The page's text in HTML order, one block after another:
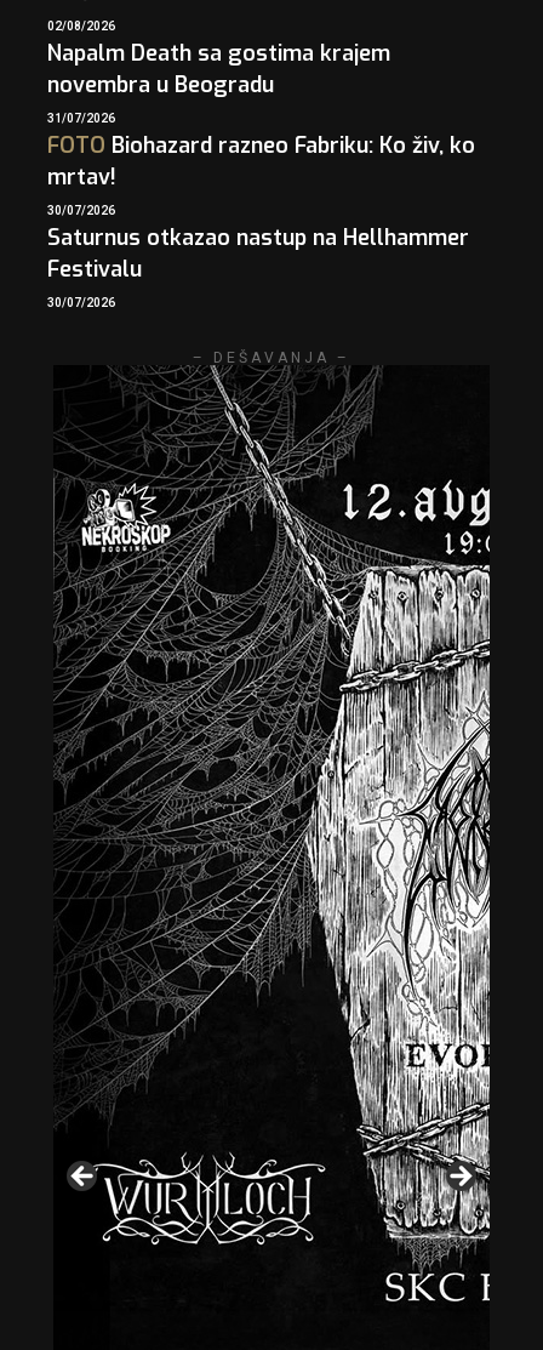
02/08/2026
Napalm Death sa gostima krajem
novembra u Beogradu
31/07/2026
FOTO Biohazard razneo Fabriku: Ko živ, ko
mrtav!
30/07/2026
Saturnus otkazao nastup na Hellhammer
Festivalu
30/07/2026
– DEŠAVANJA –